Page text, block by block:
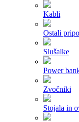
Kabli
Ostali
Slušalke
Power
Zvočniki
Stojala in